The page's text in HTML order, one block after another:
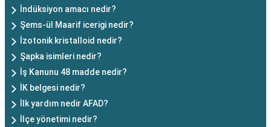
İndüksiyon amacı nedir?
Şems-ül Maarif icerigi nedir?
İzotonik kristalloid nedir?
Şapka isimleri nedir?
İş Kanunu 48 madde nedir?
İK belgesi nedir?
İlk yardım nedir AFAD?
İlçe yönetimi nedir?